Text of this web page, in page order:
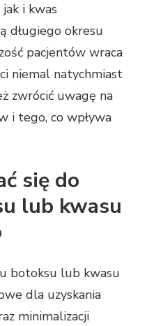
i kwas
długiego okresu
pacjentów wraca
niemal natychmiast
zwrócić uwagę na
i tego, co wpływa
się do
lub kwasu
botoksu lub kwasu
dla uzyskania
minimalizacji